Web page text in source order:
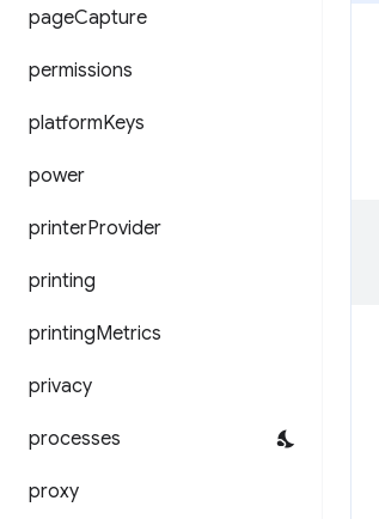
pageCapture
permissions
platformKeys
power
printerProvider
printing
printingMetrics
privacy
processes
proxy